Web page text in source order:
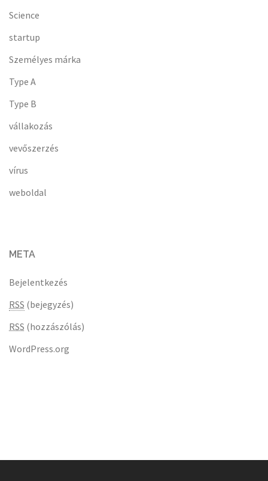
Science
startup
Személyes márka
Type A
Type B
vállakozás
vevőszerzés
vírus
weboldal
META
Bejelentkezés
RSS (bejegyzés)
RSS (hozzászólás)
WordPress.org